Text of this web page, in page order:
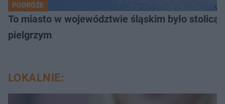
PODRÓŻE
To miasto w województwie śląskim było
pielgrzym
LOKALNIE: